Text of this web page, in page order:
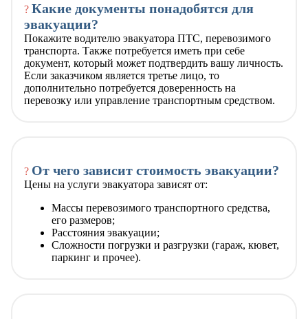
? Какие документы понадобятся для
эвакуации?
Покажите водителю эвакуатора ПТС, перевозимого
транспорта. Также потребуется иметь при себе
документ, который может подтвердить вашу личность.
Если заказчиком является третье лицо, то
дополнительно потребуется доверенность на
перевозку или управление транспортным средством.
? От чего зависит стоимость эвакуации?
Цены на услуги эвакуатора зависят от:
Массы перевозимого транспортного средства,
его размеров;
Расстояния эвакуации;
Сложности погрузки и разгрузки (гараж, кювет,
паркинг и прочее).